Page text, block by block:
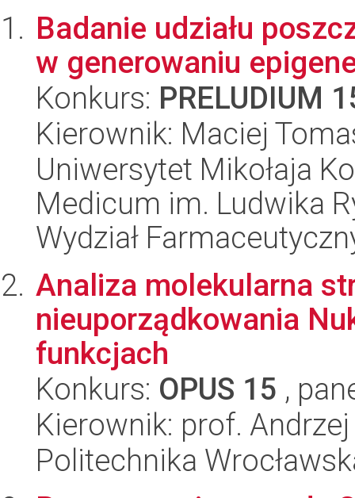
Badanie udziału
w generowaniu
Konkurs: PRELUDIUM
Kierownik: Maciej
Uniwersytet Mikołaja
Medicum im. Ludwika
Wydział
Analiza molekularna
nieuporządkowania
funkcjach
Konkurs: OPUS 15 ,
Kierownik: prof.
Politechnika